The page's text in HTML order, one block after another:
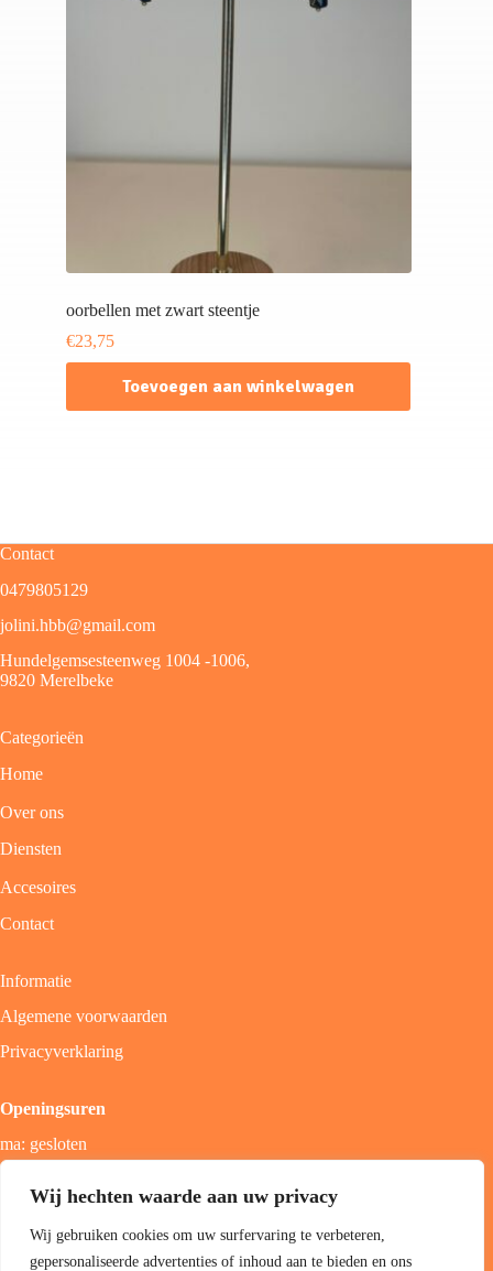
Wij hechten waarde aan uw privacy
Wij gebruiken cookies om uw surfervaring te verbeteren,
gepersonaliseerde advertenties of inhoud aan te bieden en ons
oorbellen met zwart steentje
€23,75
Toevoegen aan winkelwagen
Contact
0479805129
jolini.hbb@gmail.com
Hundelgemsesteenweg 1004 -1006,
9820 Merelbeke
Categorieën
Home
Over ons
Diensten
Accesoires
Contact
Informatie
Algemene voorwaarden
Privacyverklaring
Openingsuren
ma: gesloten
zon; gesloten